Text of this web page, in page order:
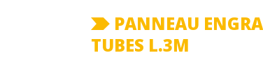
PANNEAU
TUBES L.3M